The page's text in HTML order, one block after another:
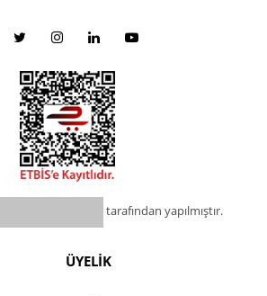
tarafından yapılmıştır.
ÜYELİK